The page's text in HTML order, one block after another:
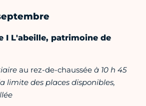
I L'abeille, patrimoine de
au rez-de-chaussée à 10 h 45
limite des places disponibles,